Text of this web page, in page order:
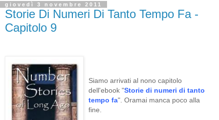
giovedì 3 novembre 2011
Storie Di Numeri Di Tanto Tempo Fa -
Capitolo 9
Siamo arrivati al nono capitolo
dell'ebook "Storie di numeri di tanto
tempo fa". Oramai manca poco alla
fine.